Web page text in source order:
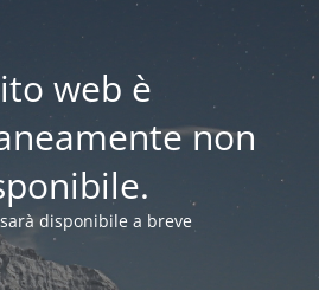
web è
non
disponibile a breve